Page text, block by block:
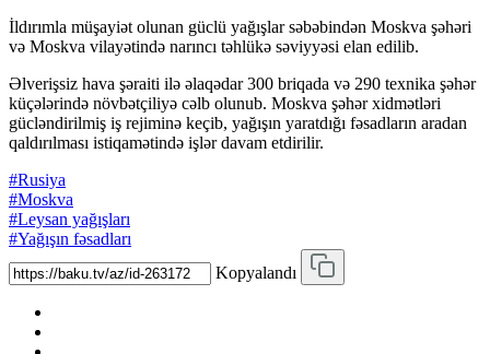
İldırımla müşayiət olunan güclü yağışlar səbəbindən Moskva şəhəri
və Moskva vilayətində narıncı təhlükə səviyyəsi elan edilib.
Əlverişsiz hava şəraiti ilə əlaqədar 300 briqada və 290 texnika şəhər
küçələrində növbətçiliyə cəlb olunub. Moskva şəhər xidmətləri
gücləndirilmiş iş rejiminə keçib, yağışın yaratdığı fəsadların aradan
qaldırılması istiqamətində işlər davam etdirilir.
#Rusiya
#Moskva
#Leysan yağışları
#Yağışın fəsadları
Kopyalandı